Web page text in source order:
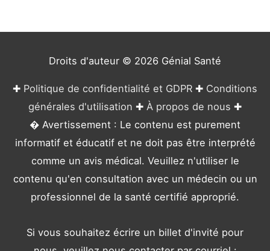
Droits d'auteur © 2026 Génial Santé
✚ Politique de confidentialité et GDPR ✚ Conditions
générales d'utilisation ✚ À propos de nous ✚
� Avertissement : Le contenu est purement
informatif et éducatif et ne doit pas être interprété
comme un avis médical. Veuillez n'utiliser le
contenu qu'en consultation avec un médecin ou un
professionnel de la santé certifié approprié.
Si vous souhaitez écrire un billet d'invité pour